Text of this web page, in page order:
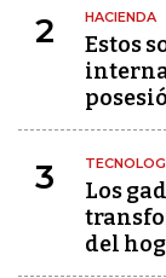
2 HACIENDA
Estos
3
Los
del